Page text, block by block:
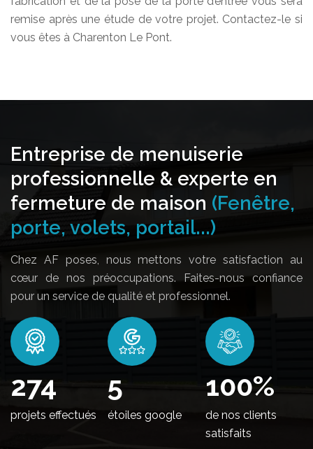
remise après une étude de votre projet. Contactez-le si
vous êtes à Charenton Le Pont.
Entreprise de menuiserie
professionnelle & experte en
fermeture de maison (Fenêtre,
porte, volets, portail...)
Chez AF poses, nous mettons votre satisfaction au
cœur de nos préoccupations. Faites-nous confiance
pour un service de qualité et professionnel.
330
projets effectués
5
étoiles google
100%
de nos clients
satisfaits